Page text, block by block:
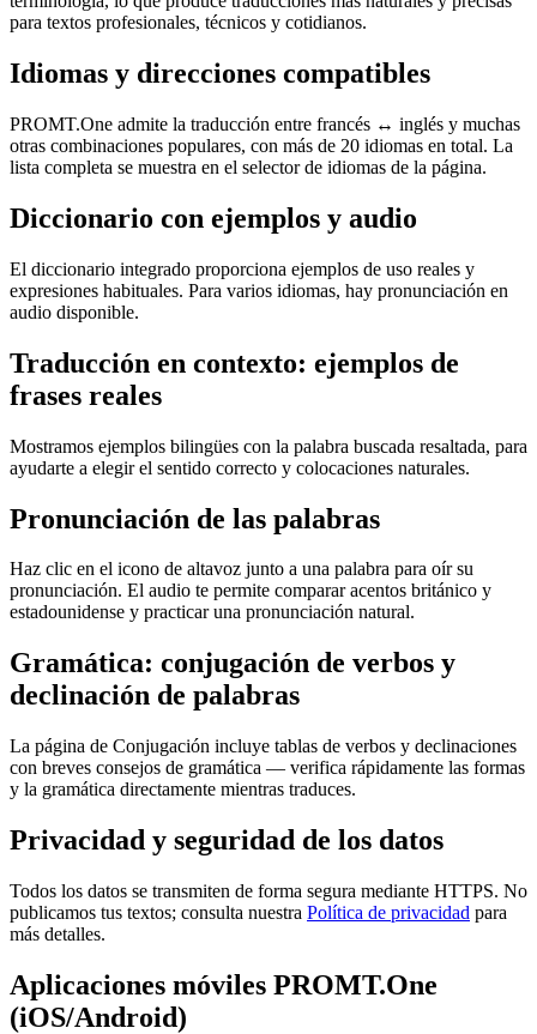
para textos profesionales, técnicos y cotidianos.
Idiomas y direcciones compatibles
PROMT.One admite la traducción entre francés ↔ inglés y muchas
otras combinaciones populares, con más de 20 idiomas en total. La
lista completa se muestra en el selector de idiomas de la página.
Diccionario con ejemplos y audio
El diccionario integrado proporciona ejemplos de uso reales y
expresiones habituales. Para varios idiomas, hay pronunciación en
audio disponible.
Traducción en contexto: ejemplos de
frases reales
Mostramos ejemplos bilingües con la palabra buscada resaltada, para
ayudarte a elegir el sentido correcto y colocaciones naturales.
Pronunciación de las palabras
Haz clic en el icono de altavoz junto a una palabra para oír su
pronunciación. El audio te permite comparar acentos británico y
estadounidense y practicar una pronunciación natural.
Gramática: conjugación de verbos y
declinación de palabras
La página de Conjugación incluye tablas de verbos y declinaciones
con breves consejos de gramática — verifica rápidamente las formas
y la gramática directamente mientras traduces.
Privacidad y seguridad de los datos
Todos los datos se transmiten de forma segura mediante HTTPS. No
publicamos tus textos; consulta nuestra Política de privacidad para
más detalles.
Aplicaciones móviles PROMT.One
(iOS/Android)